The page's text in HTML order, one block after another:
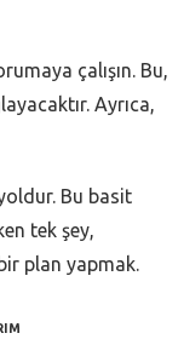
çalışın. Bu,
Ayrıca,
Bu basit
tek şey,
plan yapmak.